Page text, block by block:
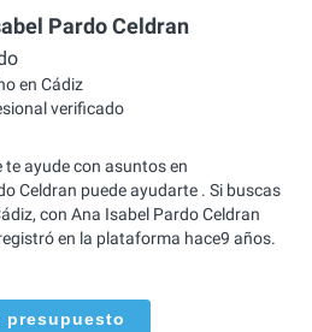
Pardo Celdran
en Cádiz
verificado
ayude con asuntos en
Celdran puede ayudarte . Si buscas
con Ana Isabel Pardo Celdran
en la plataforma hace9 años.
presupuesto